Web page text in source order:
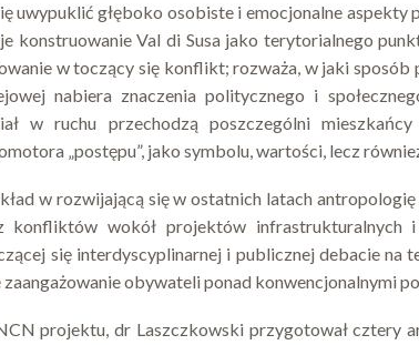
uwypuklić głęboko osobiste i emocjonalne aspekty
konstruowanie Val di Susa jako terytorialnego
w toczący się konflikt; rozważa, w jaki sposób
nabiera znaczenia politycznego i
w ruchu przechodzą poszczególni
„postępu”, jako symbolu, wartości, lecz
w rozwijającą się w ostatnich latach
konfliktów wokół projektów infrastrukturalnych i
się interdyscyplinarnej i publicznej debacie na
obywateli ponad konwencjonalnymi
projektu, dr Laszczkowski przygotował cztery